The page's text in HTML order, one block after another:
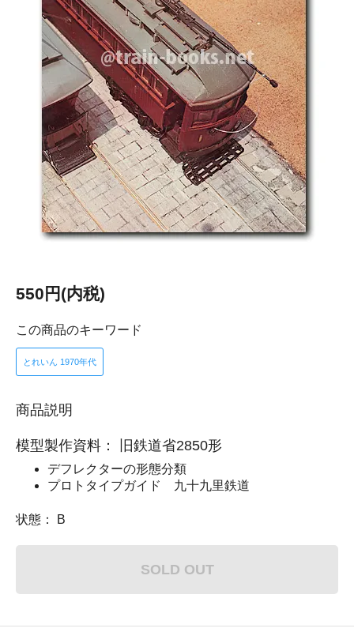
550円(内税)
この商品のキーワード
とれいん 1970年代
商品説明
模型製作資料： 旧鉄道省2850形
デフレクターの形態分類
プロトタイプガイド 九十九里鉄道
状態： B
SOLD OUT